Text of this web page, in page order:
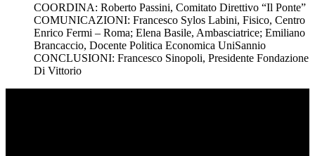
COORDINA: Roberto Passini, Comitato Direttivo “Il Ponte”
COMUNICAZIONI: Francesco Sylos Labini, Fisico, Centro
Enrico Fermi – Roma; Elena Basile, Ambasciatrice; Emiliano
Brancaccio, Docente Politica Economica UniSannio
CONCLUSIONI: Francesco Sinopoli, Presidente Fondazione
Di Vittorio